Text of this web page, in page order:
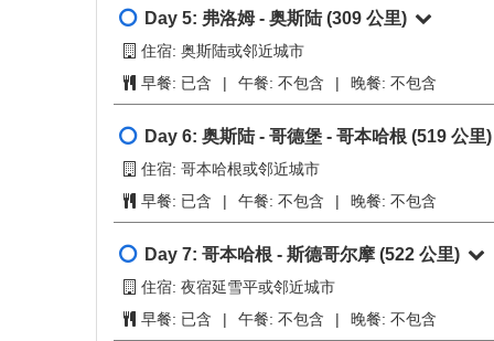
早餐: 已含 | 午餐:不包含 | 晚餐:不包含
Day 3:利勒哈默尔 - 约斯特达尔布林冰川 -
早餐: 已含 | 午餐:不包含 晚餐:不包含
Day 4:松达尔 - 居德旺恩 - 弗洛姆(23 公里)
早餐: 已含 | 午餐:不包含 | 晚餐:不包含
Day 5:弗洛姆 - 奥斯陆(309 公里)